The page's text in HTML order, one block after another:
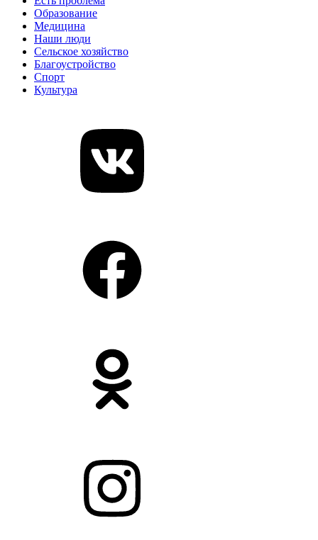
Образование
Медицина
Наши люди
Сельское хозяйство
Благоустройство
Спорт
Культура